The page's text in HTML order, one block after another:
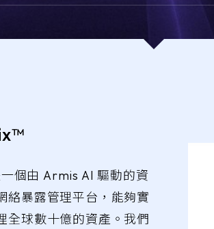
個由 Armis AI 驅動的資
絡暴露管理平台，能夠實
全球數十億的資產。我們